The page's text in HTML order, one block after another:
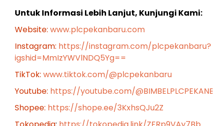
Untuk Informasi Lebih Lanjut, Kunjungi Kami:
Website: www.plcpekanbaru.com
Instagram: https://instagram.com/plcpekanbaru?
igshid=MmIzYWVlNDQ5Yg==
TikTok: www.tiktok.com/@plcpekanbaru
Youtube: https://youtube.com/
Shopee: https://shope.ee/3KxhsQJu2Z